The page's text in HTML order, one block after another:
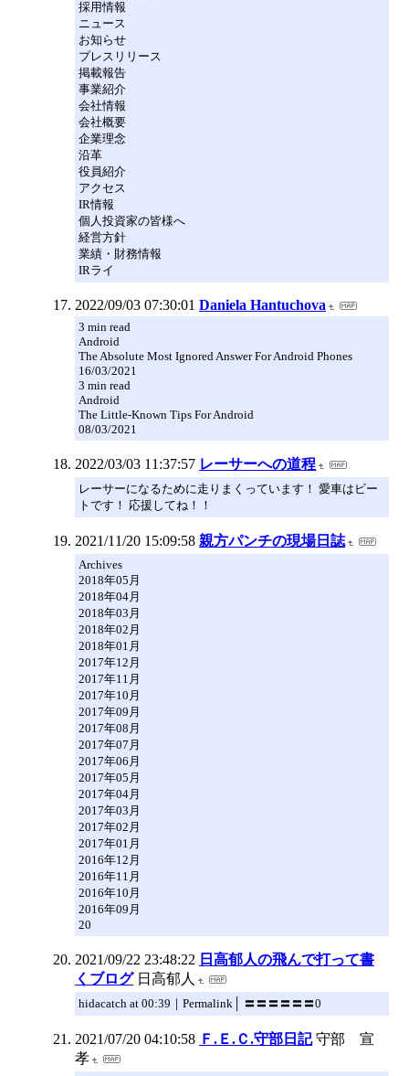
採用情報
ニュース
お知らせ
プレスリリース
掲載報告
事業紹介
会社情報
会社概要
企業理念
沿革
役員紹介
アクセス
IR情報
個人投資家の皆様へ
経営方針
業績・財務情報
IRライ
2022/09/03 07:30:01 Daniela Hantuchova
3 min read
Android
The Absolute Most Ignored Answer For Android Phones
16/03/2021
3 min read
Android
The Little-Known Tips For Android
08/03/2021
2022/03/03 11:37:57 レーサーへの道程
レーサーになるために走りまくっています！ 愛車はビー
トです！ 応援してね！！
2021/11/20 15:09:58 親方パンチの現場日誌
Archives
2018年05月
2018年04月
2018年03月
2018年02月
2018年01月
2017年12月
2017年11月
2017年10月
2017年09月
2017年08月
2017年07月
2017年06月
2017年05月
2017年04月
2017年03月
2017年02月
2017年01月
2016年12月
2016年11月
2016年10月
2016年09月
20
2021/09/22 23:48:22 日高郁人の飛んで打って書
くブログ 日高郁人
hidacatch at 00:39｜Permalink│ 〓〓〓〓〓〓0
2021/07/20 04:10:58 Ｆ.Ｅ.Ｃ.守部日記 守部 宣
孝